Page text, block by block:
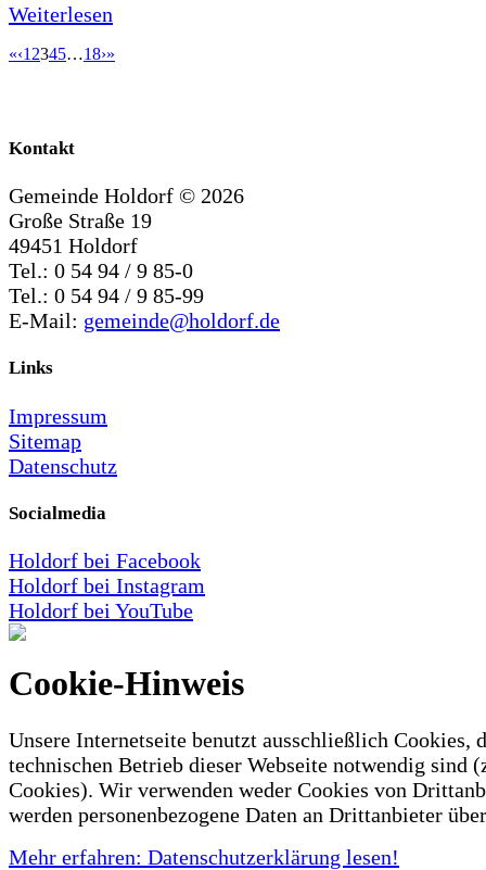
Weiterlesen
«‹1 2345…18›»
Kontakt
Gemeinde Holdorf © 2026
Große Straße 19
49451 Holdorf
Tel.: 0 54 94 / 9 85-0
Tel.: 0 54 94 / 9 85-99
E-Mail: gemeinde@holdorf.de
Links
Impressum
Sitemap
Datenschutz
Socialmedia
Holdorf bei Facebook
Holdorf bei Instagram
Holdorf bei YouTube
Cookie-Hinweis
Unsere Internetseite benutzt ausschließlich Cookies,
technischen Betrieb dieser Webseite notwendig sind
Cookies). Wir verwenden weder Cookies von
werden personenbezogene Daten an Drittanbieter
Mehr erfahren: Datenschutzerklärung lesen!